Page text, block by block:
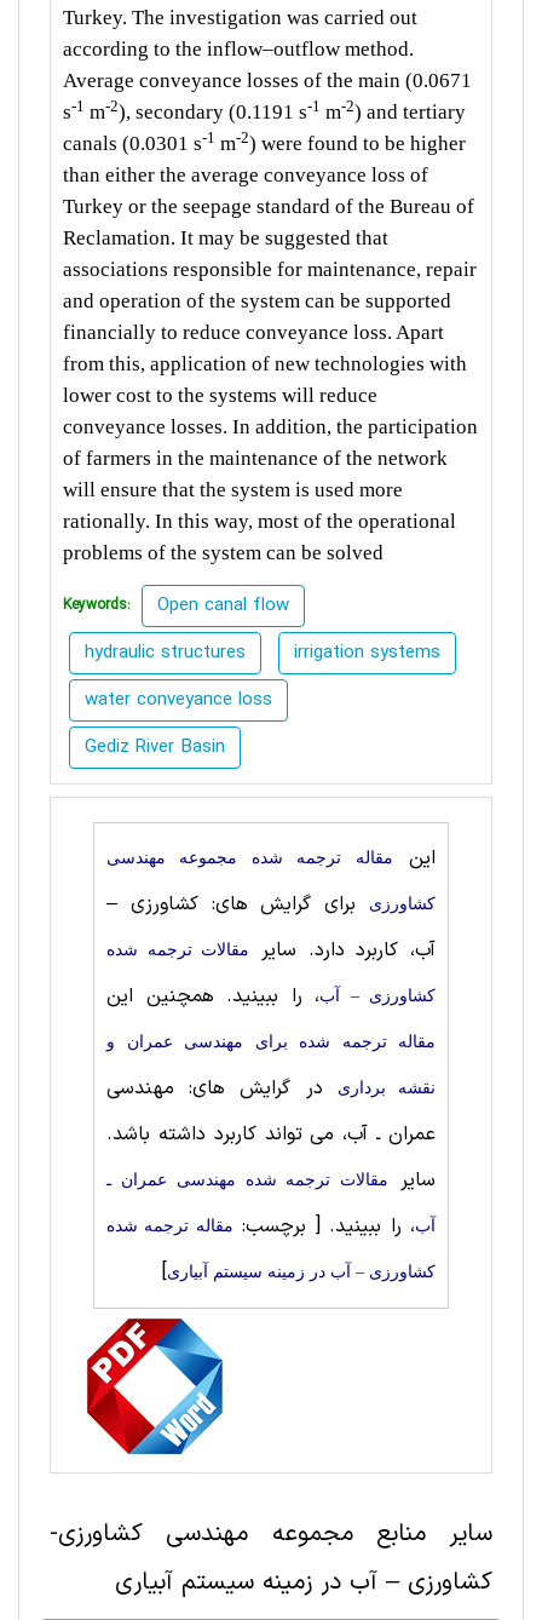
Turkey. The investigation was carried out
according to the inflow–outflow method.
Average conveyance losses of the main (0.0671
s-1 m-2), secondary (0.1191 s-1 m-2) and tertiary
canals (0.0301 s-1 m-2) were found to be higher
than either the average conveyance loss of
Turkey or the seepage standard of the Bureau of
Reclamation. It may be suggested that
associations responsible for maintenance, repair
and operation of the system can be supported
financially to reduce conveyance loss. Apart
from this, application of new technologies with
lower cost to the systems will reduce
conveyance losses. In addition, the participation
of farmers in the maintenance of the network
will ensure that the system is used more
rationally. In this way, most of the operational
problems of the system can be solved
Keywords:
Open canal flow
hydraulic structures
irrigation systems
water conveyance loss
Gediz River Basin
این مقاله ترجمه شده مجموعه مهندسی
كشاورزی
برای گرایش های: کشاورزی –
آب، کاربرد دارد. سایر
مقالات ترجمه شده
کشاورزی – آب، را ببینید. همچنین این
مقاله ترجمه شده برای مهندسی عمران و
نقشه برداری
در گرایش های: مهندسی
عمران ـ آب، می تواند کاربرد داشته باشد.
سایر
مقالات ترجمه شده مهندسی عمران ـ
آب، را ببینید.[ برچسب: مقاله ترجمه شده
کشاورزی – آب در زمینه سیستم آبیاری]
سایر منابع مجموعه مهندسی كشاورزی-
کشاورزی – آب در زمینه سیستم آبیاری